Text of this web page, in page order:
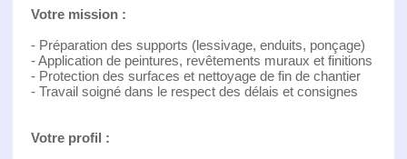
Votre mission :
- Préparation des supports (lessivage, enduits, ponçage)
- Application de peintures, revêtements muraux et finitions
- Protection des surfaces et nettoyage de fin de chantier
- Travail soigné dans le respect des délais et consignes
Votre profil :